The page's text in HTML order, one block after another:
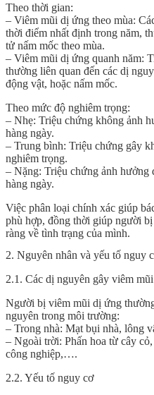
Theo thời gian:
– Viêm mũi dị ứng theo mùa:
thời điểm nhất định trong năm,
tử nấm mốc theo mùa.
– Viêm mũi dị ứng quanh năm:
thường liên quan đến các dị
động vật, hoặc nấm mốc.
Theo mức độ nghiêm trọng:
– Nhẹ: Triệu chứng không ảnh
hàng ngày.
– Trung bình: Triệu chứng gây
nghiêm trọng.
– Nặng: Triệu chứng ảnh hưởng
hàng ngày.
Việc phân loại chính xác giúp
phù hợp, đồng thời giúp người
ràng về tình trạng của mình.
2. Nguyên nhân và yếu tố nguy
2.1. Các dị nguyên gây viêm
Người bị viêm mũi dị ứng
nguyên trong môi trường:
– Trong nhà: Mạt bụi nhà, lông
– Ngoài trời: Phấn hoa từ cây
công nghiệp,….
2.2. Yếu tố nguy cơ